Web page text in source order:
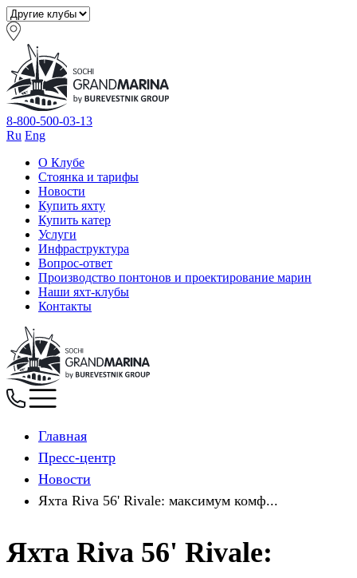
8-800-500-03-13
Ru Eng
О Клубе
Стоянка и тарифы
Новости
Купить яхту
Купить катер
Услуги
Инфраструктура
Вопрос-ответ
Производство понтонов и проектирование марин
Наши яхт-клубы
Контакты
Главная
Пресс-центр
Новости
Яхта Riva 56' Rivale: максимум комф...
Яхта Riva 56' Rivale: